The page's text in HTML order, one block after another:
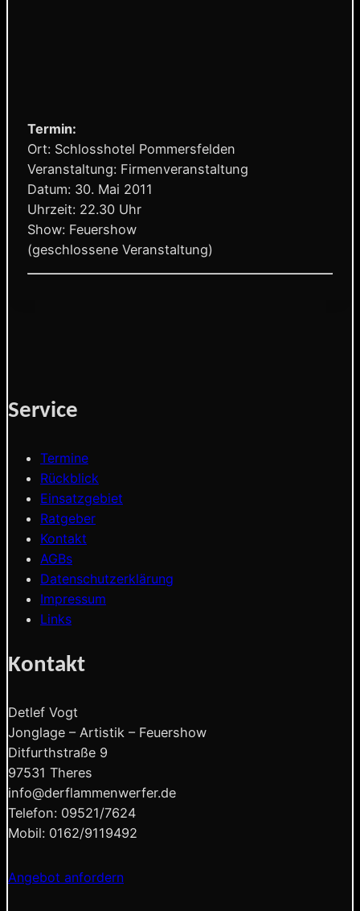
Termin:
Ort: Schlosshotel Pommersfelden
Veranstaltung: Firmenveranstaltung
Datum: 30. Mai 2011
Uhrzeit: 22.30 Uhr
Show: Feuershow
(geschlossene Veranstaltung)
Service
Termine
Rückblick
Einsatzgebiet
Ratgeber
Kontakt
AGBs
Datenschutzerklärung
Impressum
Links
Kontakt
Detlef Vogt
Jonglage – Artistik – Feuershow
Ditfurthstraße 9
97531 Theres
info@derflammenwerfer.de
Telefon: 09521/7624
Mobil: 0162/9119492
Angebot anfordern